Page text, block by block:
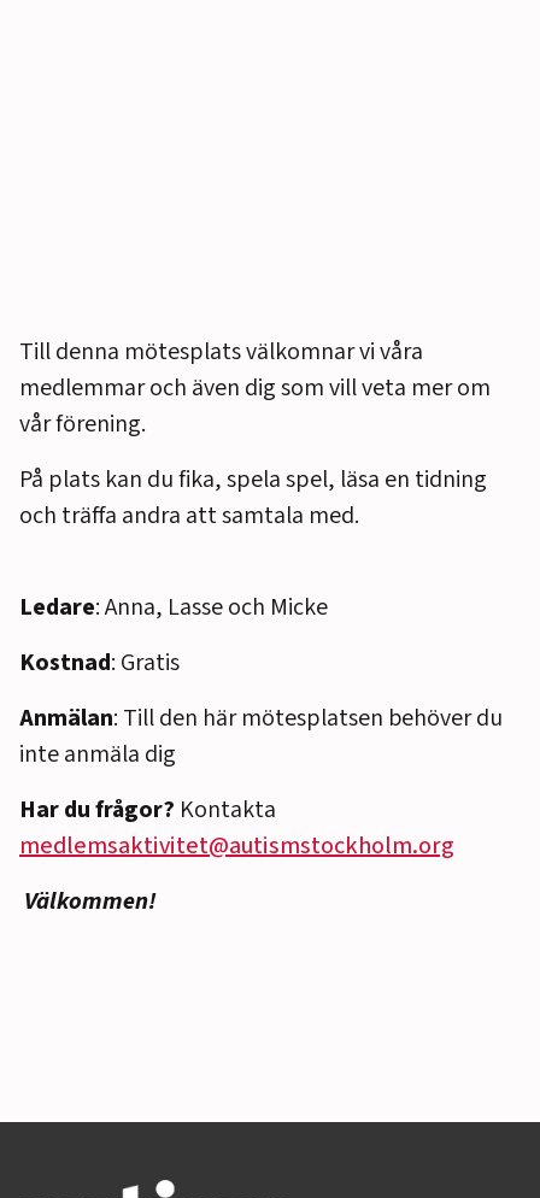
Till denna mötesplats välkomnar vi våra
medlemmar och även dig som vill veta mer om
vår förening.
På plats kan du fika, spela spel, läsa en tidning
och träffa andra att samtala med.
Ledare: Anna, Lasse och Micke
Kostnad: Gratis
Anmälan: Till den här mötesplatsen behöver du
inte anmäla dig
Har du frågor? Kontakta
medlemsaktivitet@autismstockholm.org
Välkommen!